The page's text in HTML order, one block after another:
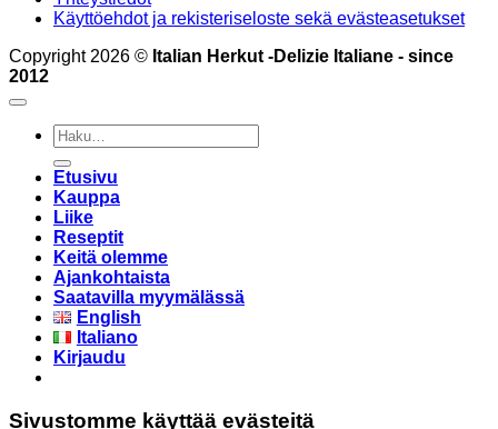
Käyttöehdot ja rekisteriseloste sekä evästeasetukset
Copyright 2026 © Italian Herkut -Delizie Italiane - since
2012
Etsi:
Etusivu
Kauppa
Liike
Reseptit
Keitä olemme
Ajankohtaista
Saatavilla myymälässä
English
Italiano
Kirjaudu
Sivustomme käyttää evästeitä